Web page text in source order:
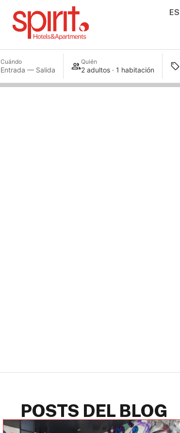
ES
Cuándo
Entrada — Salida
Quién
2 adultos · 1 habitación
POSTS DEL BLOG